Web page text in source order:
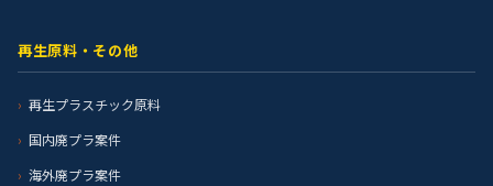
再生原料・その他
再生プラスチック原料
国内廃プラ案件
海外廃プラ案件